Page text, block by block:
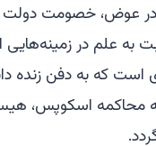
عوض، خصومت دولت
علم در زمینه‌هایی
که به دفن زنده
محاکمه اسکوپس،